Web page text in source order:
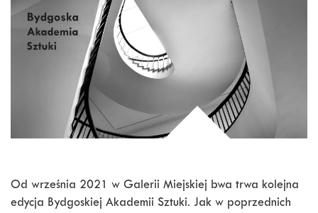
Od września 2021 w Galerii Miejskiej bwa trwa kolejna
edycja Bydgoskiej Akademii Sztuki. Jak w poprzednich